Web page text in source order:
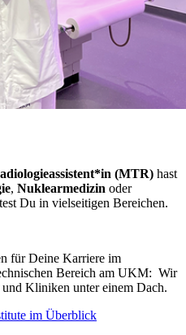
(MTR) hast
, Nuklearmedizin oder
Du in vielseitigen Bereichen.
für Deine Karriere im
Bereich am UKM: Wir
Kliniken unter einem Dach.
im Überblick